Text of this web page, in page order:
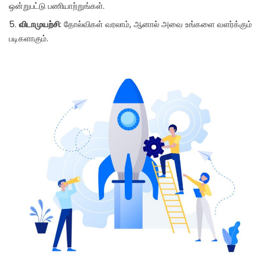
ஒன்றுபட்டு பணியாற்றுங்கள்.
விடாமுயற்சி: தோல்விகள் வரலாம், ஆனால் அவை உங்களை வளர்க்கும்
படிகளாகும்.